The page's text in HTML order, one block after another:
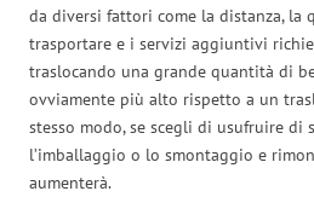
da diversi fattori come la distanza, la
trasportare e i servizi aggiuntivi
traslocando una grande quantità di
ovviamente più alto rispetto a un
stesso modo, se scegli di usufruire di
l’imballaggio o lo smontaggio e
aumenterà.